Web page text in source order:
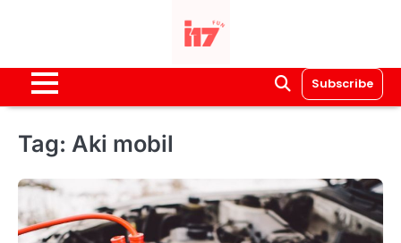
Subscribe
Tag: Aki mobil